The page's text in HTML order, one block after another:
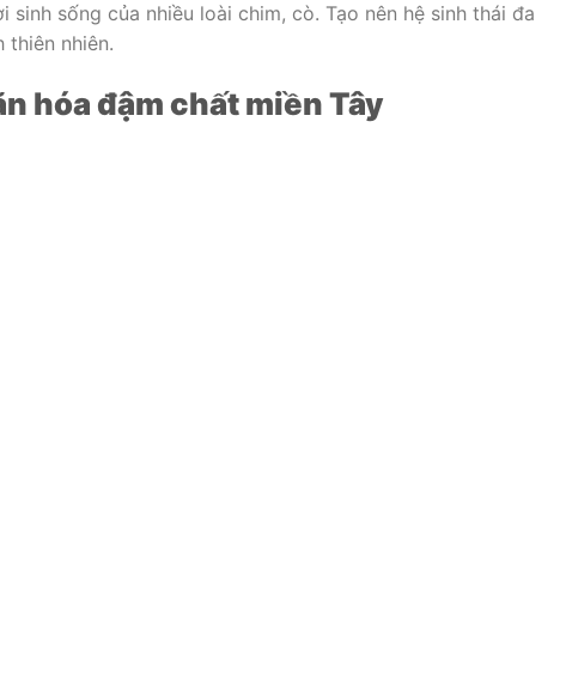
sinh sống của nhiều loài chim, cò. Tạo nên hệ sinh thái đa
thiên nhiên.
hóa đậm chất miền Tây